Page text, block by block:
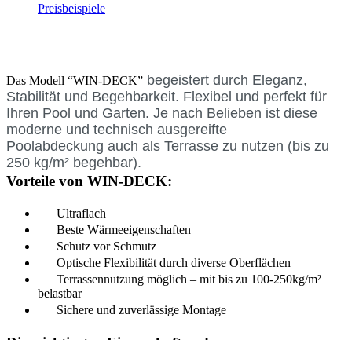
Preisbeispiele
Das Modell “WIN-DECK” begeistert durch Eleganz,
Stabilität und Begehbarkeit. Flexibel und perfekt für
Ihren Pool und Garten. Je nach Belieben ist diese
moderne und technisch ausgereifte
Poolabdeckung auch als Terrasse zu nutzen (bis zu
250 kg/m² begehbar).
Vorteile von WIN-DECK:
Ultraflach
Beste Wärmeeigenschaften
Schutz vor Schmutz
Optische Flexibilität durch diverse Oberflächen
Terrassennutzung möglich – mit bis zu 100-250kg/m²
belastbar
Sichere und zuverlässige Montage